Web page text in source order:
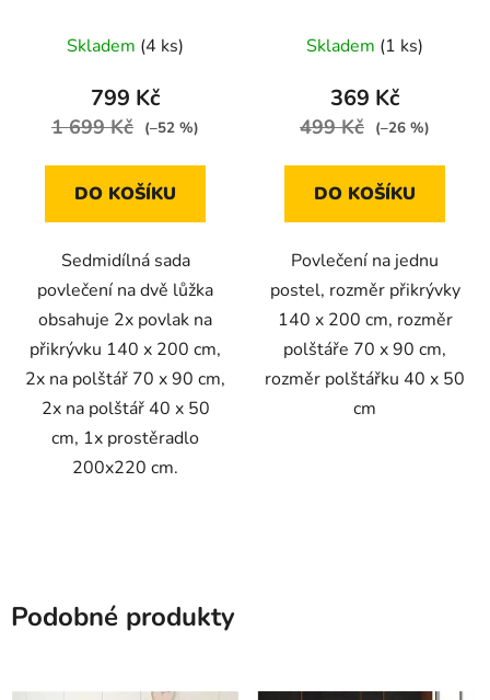
Skladem (4 ks)
799 Kč
1 699 Kč (–52 %)
DO KOŠÍKU
Sedmidílná sada
povlečení na dvě lůžka
obsahuje 2x povlak na
přikrývku 140 x 200 cm,
2x na polštář 70 x 90 cm,
2x na polštář 40 x 50
cm, 1x prostěradlo
200x220 cm.
Skladem (1 ks)
369 Kč
499 Kč (–26 %)
DO KOŠÍKU
Povlečení na jednu
postel, rozměr přikrývky
140 x 200 cm, rozměr
polštáře 70 x 90 cm,
rozměr polštářku 40 x 50
cm
Podobné produkty